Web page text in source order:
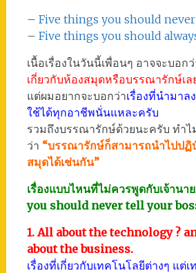
– Five things you should
– Five things you should
เนื้อเรื่องในวันนี้เพื่อนๆ อาจจะบอก
เกี่ยวกับห้องสมุดหรือบรรณารักษ์เล
แต่ผมอยากจะบอกว่าเรื่องที่นำมาล
ใช้ได้ทุกอาชีพนั่นแหละครับ
รวมถึงบรรณารักษ์ด้วยนะครับ ทำไ
ว่า “บรรณารักษ์ก็สามารถนำไปปฏิ
สมุดได้เช่นกัน”
เรื่องแบบไหนที่ไม่ควรพูดกับเจ้าน
you should never tell your
1. All about the technology ?
about the business.
เรื่องที่เกี่ยวกับเทคโนโลยีต่างๆ แต่